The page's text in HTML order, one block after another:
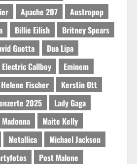
Apache 207
Austropop
Billie Eilish
Britney Spears
Guetta
Dua Lipa
Electric Callboy
Eminem
Helene Fischer
Kerstin Ott
2025
Lady Gaga
Madonna
Maite Kelly
Metallica
Michael Jackson
Post Malone